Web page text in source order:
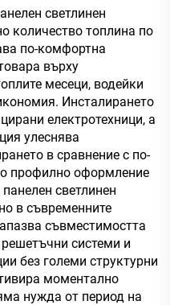
светлинен
количество топлина по
по-комфортна
върху
месеци, водейки
Инсталирането
електротехници, а
улеснява
в сравнение с по-
профилно оформление
светлинен
в съвременните
съвместимостта
системи и
без големи структурни
моментално
нужда от период на